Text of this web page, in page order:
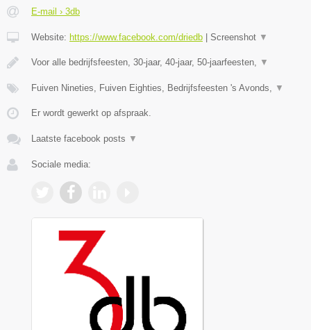
E-mail › 3db
Website: https://www.facebook.com/driedb Screenshot ▼
Voor alle bedrijfsfeesten, 30-jaar, 40-jaar, 50-jaarfeesten, ▼
Fuiven Nineties, Fuiven Eighties, Bedrijfsfeesten 's Avonds, ▼
Er wordt gewerkt op afspraak.
Laatste facebook posts ▼
Sociale media: